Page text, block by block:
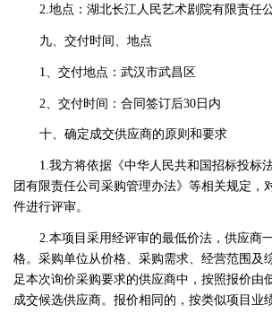
2.地点：湖北长江人民艺术剧院有限责任
九、交付时间、地点
1、交付地点：武汉市武昌区
2、交付时间：合同签订后30日内
十、确定成交供应商的原则和要求
1.我方将依据《中华人民共和国招标投标
团有限责任公司采购管理办法》等相关规定，
件进行评审。
2.本项目采用经评审的最低价法，供应商
格。采购单位从价格、采购需求、经营范围及
足本次询价采购要求的供应商中，按照报价由
成交候选供应商。报价相同的，按类似项目业